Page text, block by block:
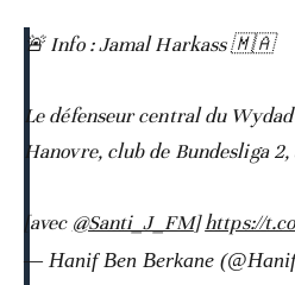
🚨 Info : Jamal Harkass 🇲🇦
Le défenseur central du
Hanovre, club de Bundesliga
[avec ⁦ @Santi_J_FM⁩]https://
— Hanif Ben Berkane